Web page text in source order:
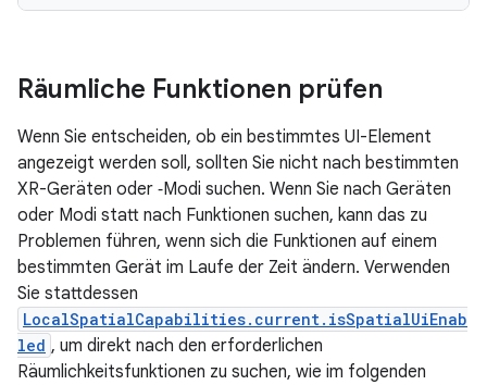
Räumliche Funktionen prüfen
Wenn Sie entscheiden, ob ein bestimmtes UI-Element
angezeigt werden soll, sollten Sie nicht nach bestimmten
XR-Geräten oder ‑Modi suchen. Wenn Sie nach Geräten
oder Modi statt nach Funktionen suchen, kann das zu
Problemen führen, wenn sich die Funktionen auf einem
bestimmten Gerät im Laufe der Zeit ändern. Verwenden
Sie stattdessen
LocalSpatialCapabilities.current.isSpatialUiEnab
led , um direkt nach den erforderlichen
Räumlichkeitsfunktionen zu suchen, wie im folgenden